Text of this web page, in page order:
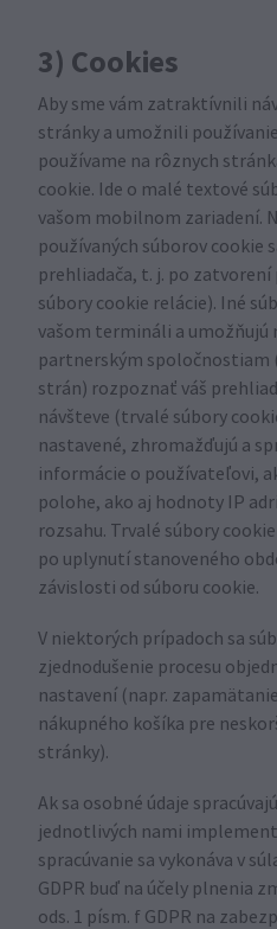
3) Cookies
Aby sme vám zatraktívnili
stránky a umožnili
používame na rôznych
cookie. Ide o malé textové
vašom mobilnom zariadení.
používaných súborov cookie
prehliadača, t. j. po
súbory cookie relácie). Iné
vašom termináli a umožňujú
partnerským spoločnostiam
strán) rozpoznať váš
návšteve (trvalé súbory
nastavené, zhromažďujú a
informácie o používateľovi,
polohe, ako aj hodnoty IP
rozsahu. Trvalé súbory
po uplynutí stanoveného
závislosti od súboru cookie.
V niektorých prípadoch sa
zjednodušenie procesu
nastavení (napr.
nákupného košíka pre
stránky).
Ak sa osobné údaje
jednotlivých nami
spracúvanie sa vykonáva v
GDPR buď na účely plnenia
ods. 1 písm. f GDPR na